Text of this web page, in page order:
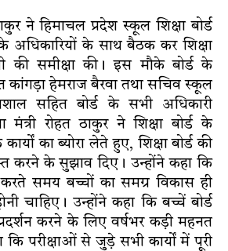
ने हिमाचल प्रदेश स्कूल शिक्षा बोर्ड
अधिकारियों के साथ बैठक कर शिक्षा
की समीक्षा की। इस मौके बोर्ड के
कांगड़ा हेमराज बैरवा तथा सचिव स्कूल
सहित बोर्ड के सभी अधिकारी
मंत्री रोहत ठाकुर ने शिक्षा बोर्ड के
का ब्योरा लेते हुए, शिक्षा बोर्ड की
करने के सुझाव दिए। उन्होंने कहा कि
करते समय बच्चों का समग्र विकास ही
चाहिए। उन्होंने कहा कि बच्चें बोर्ड
करने के लिए वर्षभर कड़ी महनत
कि परीक्षाओं से जुड़े सभी कार्यों में पूरी